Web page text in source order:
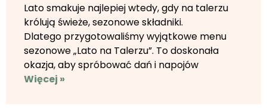
Lato smakuje najlepiej wtedy, gdy na talerzu
królują świeże, sezonowe składniki.
Dlatego przygotowaliśmy wyjątkowe menu
sezonowe „Lato na Talerzu”. To doskonała
okazja, aby spróbować dań i napojów
Więcej »